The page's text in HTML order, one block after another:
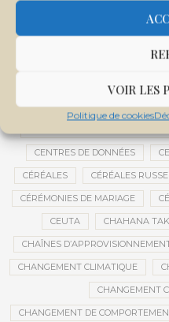
VOIR LES
Politique de cookies
CENTRALE SOLAIRE DE
CENTRE
CENTRE DE SANTÉ
CENTRE INTERNATIONAL
CENTRES DE DONNÉES
CÉRÉALES CÉRÉALES
CÉRÉMONIES DE MARIAGE
CEUTA CHAHANA
CHAÎNES
CHANGEMENT CLIMATIQUE
CHANGEMENT
CHANGEMENT DE